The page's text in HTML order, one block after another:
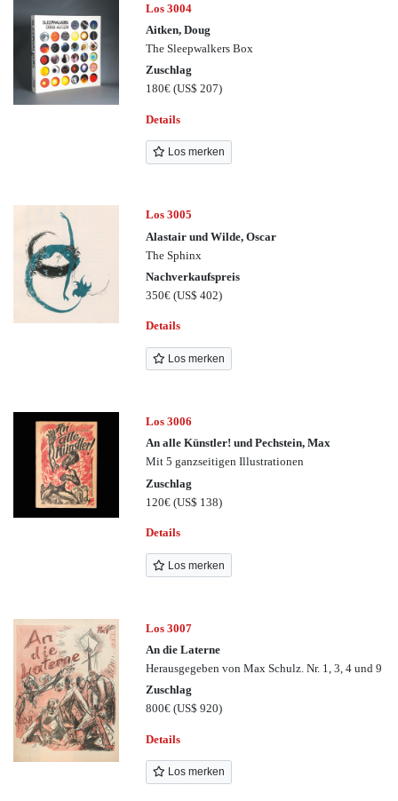
Los 3004
Aitken, Doug
The Sleepwalkers Box
Zuschlag
180€(US$ 207)
Details
Los merken
Los 3005
Alastair und Wilde, Oscar
The Sphinx
Nachverkaufspreis
350€(US$ 402)
Details
Los merken
Los 3006
An alle Künstler! und Pechstein, Max
Mit 5 ganzseitigen Illustrationen
Zuschlag
120€(US$ 138)
Details
Los merken
Los 3007
An die Laterne
Herausgegeben von Max Schulz. Nr. 1, 3, 4 und 9
Zuschlag
800€(US$ 920)
Details
Los merken